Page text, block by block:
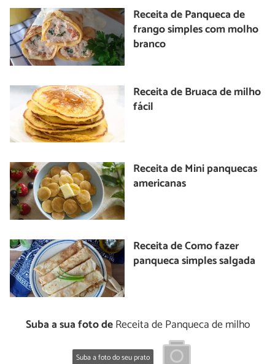
Receita de Panqueca de
frango simples com molho
branco
Receita de Bruaca de milho
fácil
Receita de Mini panquecas
americanas
Receita de Como fazer
panqueca simples salgada
Suba a sua foto deReceita de Panqueca de milho
Suba a foto do seu prato